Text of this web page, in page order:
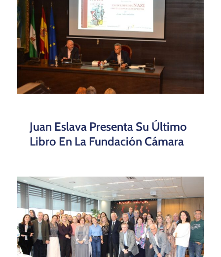
Juan Eslava Presenta Su Último
Libro En La Fundación Cámara